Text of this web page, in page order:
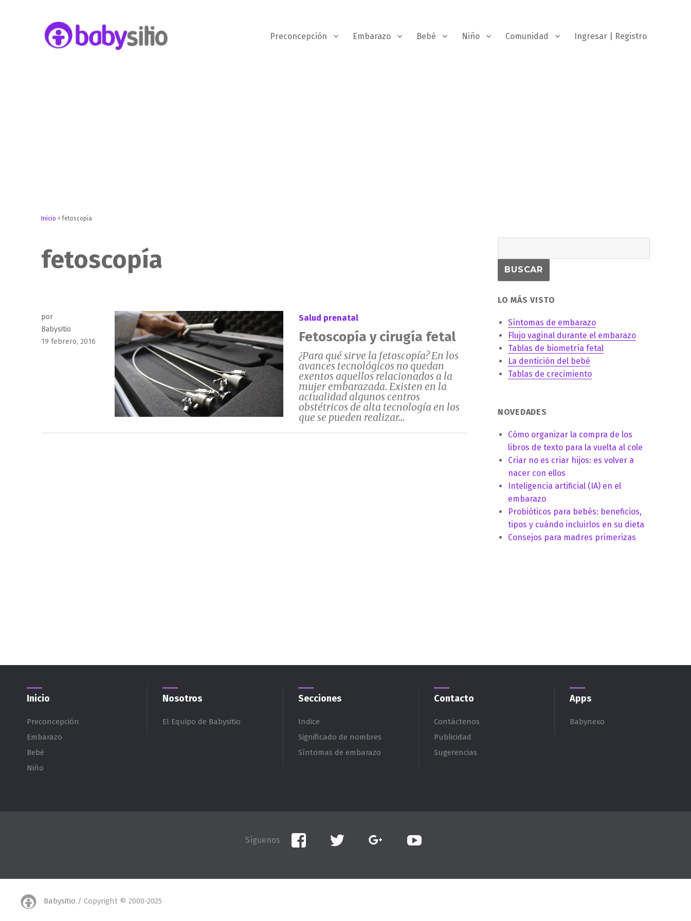
Preconcepción Embarazo Bebé Niño Comunidad Ingresar | Registro
Inicio >fetoscopía
fetoscopía
por
Babysitio
Publicado
19 febrero, 2016
Salud prenatal
Fetoscopía y cirugía fetal
¿Para qué sirve la fetoscopía? En los
avances tecnológicos no quedan
exentos aquellos relacionados a la
mujer embarazada. Existen en la
actualidad algunos centros
obstétricos de alta tecnología en los
que se pueden realizar...
LO MÁS VISTO
Síntomas de embarazo
Flujo vaginal durante el embarazo
Tablas de biometría fetal
La dentición del bebé
Tablas de crecimiento
NOVEDADES
Cómo organizar la compra de los
libros de texto para la vuelta al cole
Criar no es criar hijos: es volver a
nacer con ellos
Inteligencia artificial (IA) en el
embarazo
Probióticos para bebés: beneficios,
tipos y cuándo incluirlos en su dieta
Consejos para madres primerizas
Inicio
Preconcepción
Embarazo
Bebé
Niño
Nosotros
El Equipo de Babysitio
Secciones
Indice
Significado de nombres
Síntomas de embarazo
Contacto
Contáctenos
Publicidad
Sugerencias
Apps
Babynexo
Facebook Twitter Google+
Babysitio / Copyright © 2000-2025